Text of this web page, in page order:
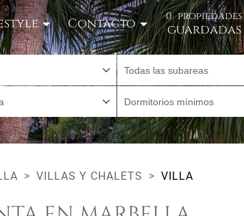
Contacto 0 propiedades
guardadas
Todas las subareas
Dormitorios mínimos
VILLAS Y CHALETS VILLA